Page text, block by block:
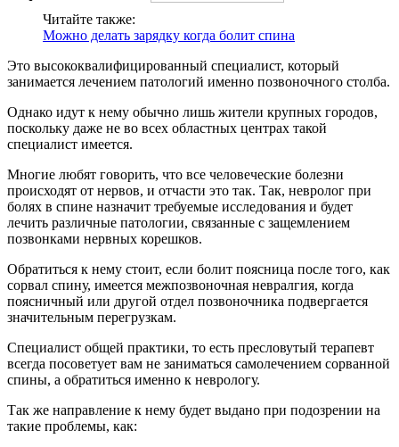
Читайте также:
Можно делать зарядку когда болит спина
Это высококвалифицированный специалист, который
занимается лечением патологий именно позвоночного столба.
Однако идут к нему обычно лишь жители крупных городов,
поскольку даже не во всех областных центрах такой
специалист имеется.
Многие любят говорить, что все человеческие болезни
происходят от нервов, и отчасти это так. Так, невролог при
болях в спине назначит требуемые исследования и будет
лечить различные патологии, связанные с защемлением
позвонками нервных корешков.
Обратиться к нему стоит, если болит поясница после того, как
сорвал спину, имеется межпозвоночная невралгия, когда
поясничный или другой отдел позвоночника подвергается
значительным перегрузкам.
Специалист общей практики, то есть пресловутый терапевт
всегда посоветует вам не заниматься самолечением сорванной
спины, а обратиться именно к неврологу.
Так же направление к нему будет выдано при подозрении на
такие проблемы, как: